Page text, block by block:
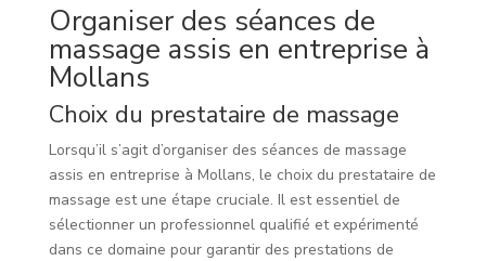
Organiser des séances de
massage assis en entreprise à
Mollans
Choix du prestataire de massage
Lorsqu’il s’agit d’organiser des séances de massage
assis en entreprise à Mollans, le choix du prestataire de
massage est une étape cruciale. Il est essentiel de
sélectionner un professionnel qualifié et expérimenté
dans ce domaine pour garantir des prestations de